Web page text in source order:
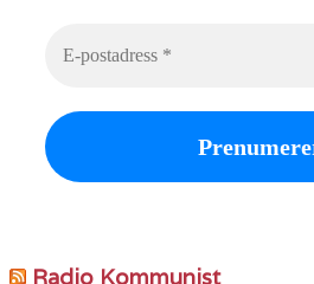
Radio Kommunist